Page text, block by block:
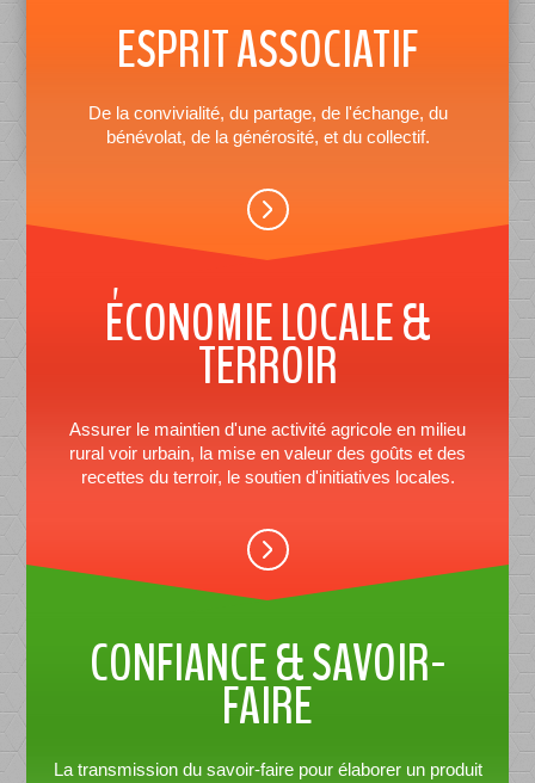
ESPRIT ASSOCIATIF
De la convivialité, du partage, de l'échange, du
bénévolat, de la générosité, et du collectif.
ÉCONOMIE LOCALE &
TERROIR
Assurer le maintien d'une activité agricole en milieu
rural voir urbain, la mise en valeur des goûts et des
recettes du terroir, le soutien d'initiatives locales.
CONFIANCE & SAVOIR-
FAIRE
La transmission du savoir-faire pour élaborer un produit